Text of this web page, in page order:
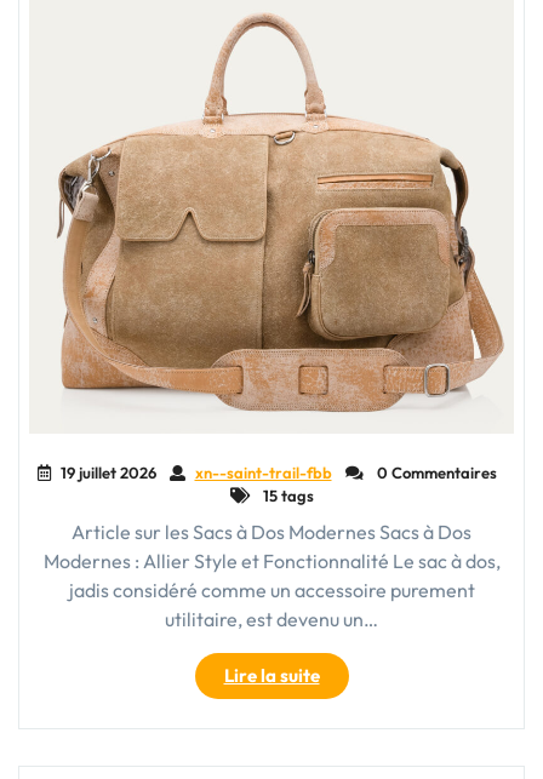
19 juillet 2026 xn--saint-trail-fbb
0 Commentaires
15 tags
Article sur les Sacs à Dos Modernes Sacs à Dos
Modernes : Allier Style et Fonctionnalité Le sac à dos,
jadis considéré comme un accessoire purement
utilitaire, est devenu un…
Lire la suite"Sac
Voyage
: